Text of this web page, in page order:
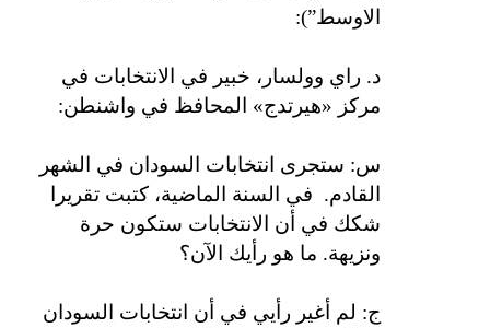
الاوسط”):
د. راي وولسار، خبير في الانتخابات في
مركز «هيرتدج» المحافظ في واشنطن:
س: ستجرى انتخابات السودان في الشهر
القادم. في السنة الماضية، كتبت تقريرا
شكك في أن الانتخابات ستكون حرة
ونزيهة. ما هو رأيك الآن؟
ج: لم أغير رأيي في أن انتخابات السودان